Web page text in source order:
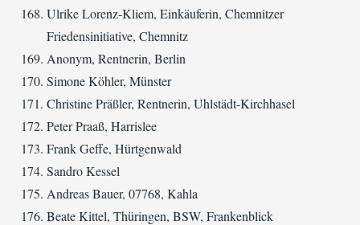
Ulrike Lorenz-Kliem, Einkäuferin, Chemnitzer
Friedensinitiative, Chemnitz
Anonym, Rentnerin, Berlin
Simone Köhler, Münster
Christine Präßler, Rentnerin, Uhlstädt-Kirchhasel
Peter Praaß, Harrislee
Frank Geffe, Hürtgenwald
Sandro Kessel
Andreas Bauer, 07768, Kahla
Beate Kittel, Thüringen, BSW, Frankenblick